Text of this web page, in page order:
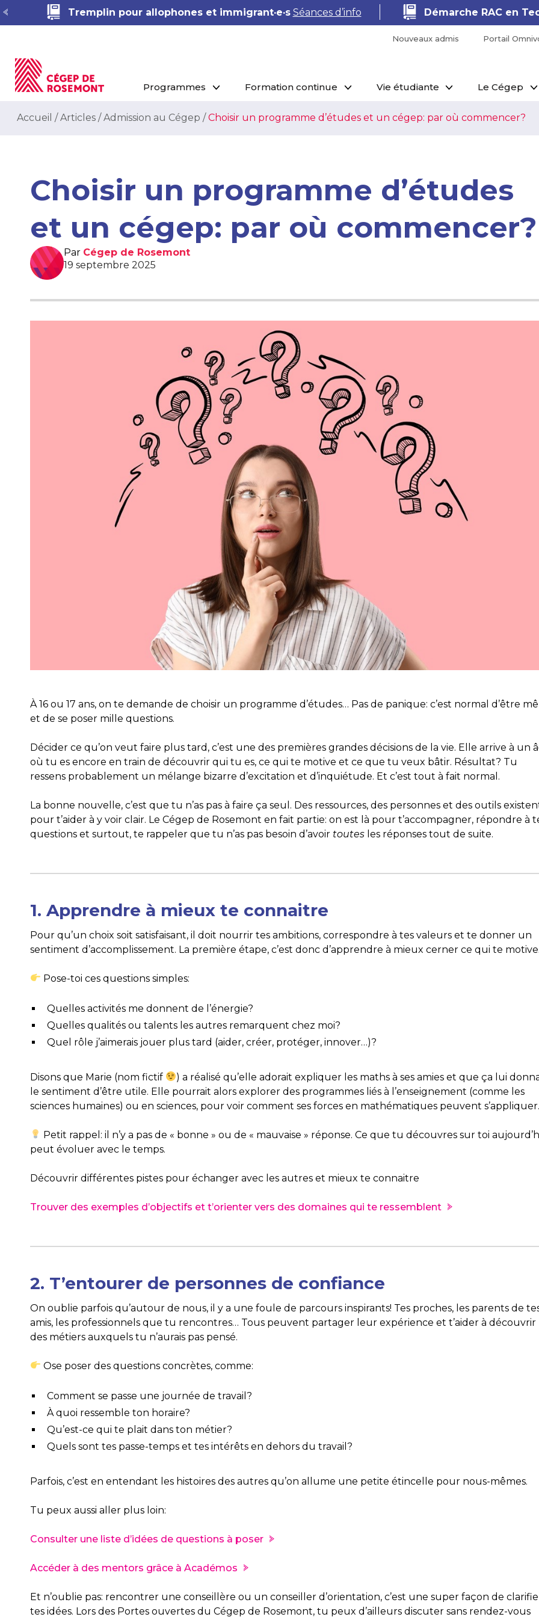
Tremplin pour allophones et immigrant·e·s Séances d’info Démarche RAC en
Nouveaux admis Portail
Programmes Formation continue Vie étudiante Le Cégep
Accueil /Articles /Admission au Cégep /Choisir un programme d’études et un cégep: par où commencer?
Choisir un programme d’études
et un cégep: par où commencer?
Par Cégep de Rosemont
19 septembre 2025
À 16 ou 17 ans, on te demande de choisir un programme d’études… Pas de panique: c’est normal d’être
et de se poser mille questions.
Décider ce qu’on veut faire plus tard, c’est une des premières grandes décisions de la vie. Elle arrive à un
où tu es encore en train de découvrir qui tu es, ce qui te motive et ce que tu veux bâtir. Résultat? Tu
ressens probablement un mélange bizarre d’excitation et d’inquiétude. Et c’est tout à fait normal.
La bonne nouvelle, c’est que tu n’as pas à faire ça seul. Des ressources, des personnes et des outils
pour t’aider à y voir clair. Le Cégep de Rosemont en fait partie: on est là pour t’accompagner, répondre à
questions et surtout, te rappeler que tu n’as pas besoin d’avoir toutes les réponses tout de suite.
1. Apprendre à mieux te connaitre
Pour qu’un choix soit satisfaisant, il doit nourrir tes ambitions, correspondre à tes valeurs et te donner un
sentiment d’accomplissement. La première étape, c’est donc d’apprendre à mieux cerner ce qui te motive.
Pose-toi ces questions simples:
Quelles activités me donnent de l’énergie?
Quelles qualités ou talents les autres remarquent chez moi?
Quel rôle j’aimerais jouer plus tard (aider, créer, protéger, innover…)?
Disons que Marie (nom fictif
) a réalisé qu’elle adorait expliquer les maths à ses amies et que ça lui
le sentiment d’être utile. Elle pourrait alors explorer des programmes liés à l’enseignement (comme les
sciences humaines) ou en sciences, pour voir comment ses forces en mathématiques peuvent s’appliquer.
Petit rappel: il n’y a pas de « bonne » ou de « mauvaise » réponse. Ce que tu découvres sur toi
peut évoluer avec le temps.
Découvrir différentes pistes pour échanger avec les autres et mieux te connaitre
Trouver des exemples d’objectifs et t’orienter vers des domaines qui te ressemblent
2. T’entourer de personnes de confiance
On oublie parfois qu’autour de nous, il y a une foule de parcours inspirants! Tes proches, les parents de
amis, les professionnels que tu rencontres… Tous peuvent partager leur expérience et t’aider à découvrir
des métiers auxquels tu n’aurais pas pensé.
Ose poser des questions concrètes, comme:
Comment se passe une journée de travail?
À quoi ressemble ton horaire?
Qu’est-ce qui te plait dans ton métier?
Quels sont tes passe-temps et tes intérêts en dehors du travail?
Parfois, c’est en entendant les histoires des autres qu’on allume une petite étincelle pour nous-mêmes.
Tu peux aussi aller plus loin:
Consulter une liste d’idées de questions à poser
Accéder à des mentors grâce à Académos
Et n’oublie pas: rencontrer une conseillère ou un conseiller d’orientation, c’est une super façon de
tes idées. Lors des Portes ouvertes du Cégep de Rosemont, tu peux d’ailleurs discuter sans rendez-vous